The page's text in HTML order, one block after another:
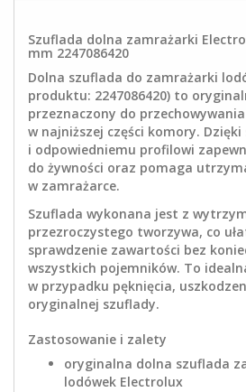
Szuflada dolna zamrażarki
mm 2247086420
Dolna szuflada do zamrażarki
produktu: 2247086420) to
przeznaczony do
w najniższej części komory.
i odpowiedniemu profilowi
do żywności oraz pomaga
w zamrażarce.
Szuflada wykonana jest z
przezroczystego tworzywa, co
sprawdzenie zawartości bez
wszystkich pojemników. To
w przypadku pęknięcia,
oryginalnej szuflady.
Zastosowanie i zalety
oryginalna dolna szuflada
lodówek Electrolux